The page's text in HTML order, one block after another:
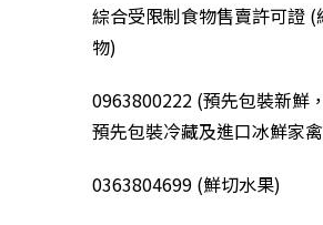
綜合受限制食物售賣許可證
物)
0963800222 (預先包裝新鮮
預先包裝冷藏及進口冰鮮家禽
0363804699 (鮮切水果)